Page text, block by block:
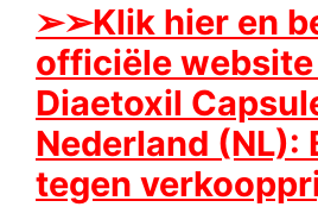
➢➢Klik hier en
officiële
Diaetoxil
Nederland (NL):
tegen